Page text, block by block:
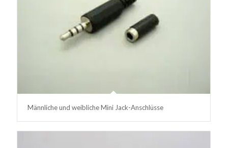
Männliche und weibliche Mini Jack-Anschlüsse